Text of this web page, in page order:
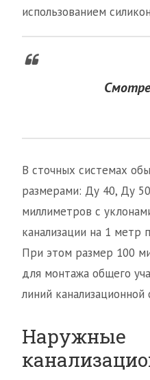
использованием
В сточных системах
размерами: Ду 40, Ду
миллиметров с
канализации на 1 метр
При этом размер 100
для монтажа общего
линий канализационной
Наружные